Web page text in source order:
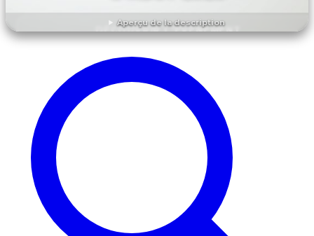
Aperçu de la description
DÉCOUVRIR L'ÉVÉNEMENT